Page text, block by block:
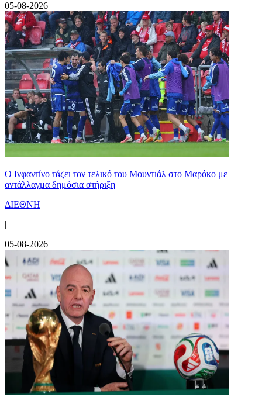
05-08-2026
Ο Ινφαντίνο τάζει τον τελικό του Μουντιάλ στο Μαρόκο με
αντάλλαγμα δημόσια στήριξη
ΔΙΕΘΝΗ
|
05-08-2026